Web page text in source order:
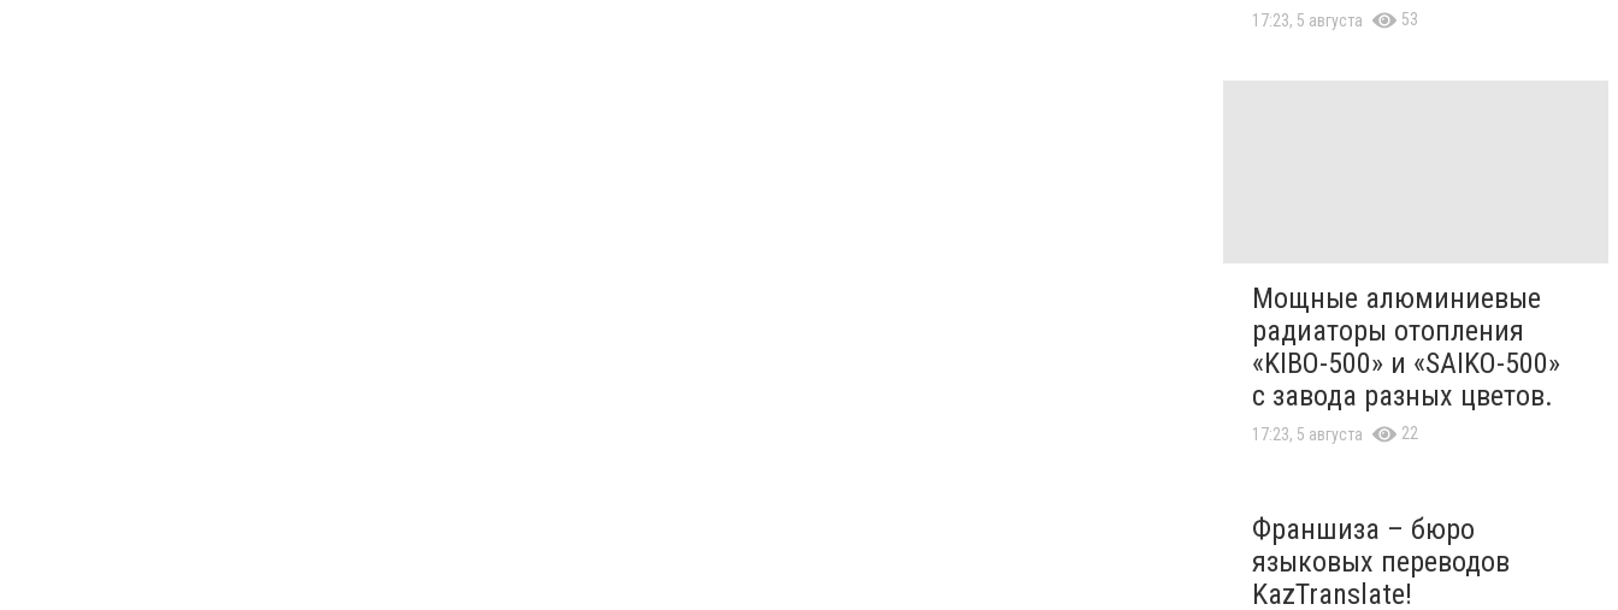
17:23, 5 августа 53
Мощные алюминиевые
радиаторы отопления
«KIBO-500» и «SAIKO-500»
с завода разных цветов.
17:23, 5 августа 22
Франшиза – бюро
языковых переводов
KazTranslate!